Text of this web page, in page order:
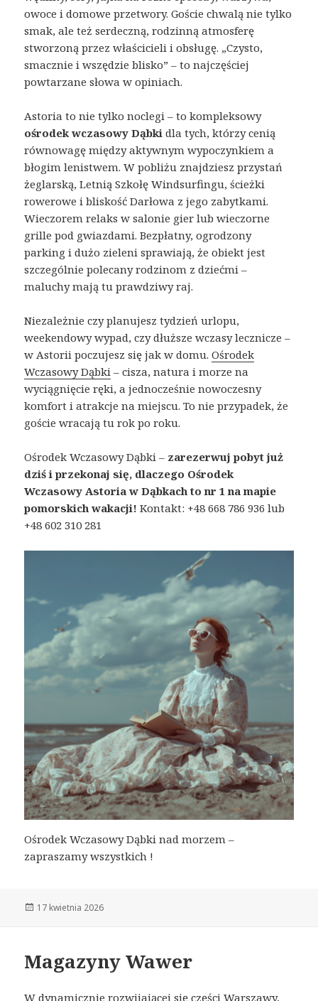
owoce i domowe przetwory. Goście chwalą nie tylko
smak, ale też serdeczną, rodzinną atmosferę
stworzoną przez właścicieli i obsługę. „Czysto,
smacznie i wszędzie blisko” – to najczęściej
powtarzane słowa w opiniach.
Astoria to nie tylko noclegi – to kompleksowy
ośrodek wczasowy Dąbki dla tych, którzy cenią
równowagę między aktywnym wypoczynkiem a
błogim lenistwem. W pobliżu znajdziesz przystań
żeglarską, Letnią Szkołę Windsurfingu, ścieżki
rowerowe i bliskość Darłowa z jego zabytkami.
Wieczorem relaks w salonie gier lub wieczorne
grille pod gwiazdami. Bezpłatny, ogrodzony
parking i dużo zieleni sprawiają, że obiekt jest
szczególnie polecany rodzinom z dziećmi –
maluchy mają tu prawdziwy raj.
Niezależnie czy planujesz tydzień urlopu,
weekendowy wypad, czy dłuższe wczasy lecznicze –
w Astorii poczujesz się jak w domu.Ośrodek
Wczasowy Dąbki – cisza, natura i morze na
wyciągnięcie ręki, a jednocześnie nowoczesny
komfort i atrakcje na miejscu. To nie przypadek, że
goście wracają tu rok po roku.
Ośrodek Wczasowy Dąbki – zarezerwuj pobyt już
dziś i przekonaj się, dlaczego Ośrodek
Wczasowy Astoria w Dąbkach to nr 1 na mapie
pomorskich wakacji! Kontakt: +48 668 786 936 lub
+48 602 310 281
Ośrodek Wczasowy Dąbki nad morzem –
zapraszamy wszystkich !
Opublikowano
17 kwietnia 2026
Magazyny Wawer
W dynamicznie rozwijającej się części Warszawy,